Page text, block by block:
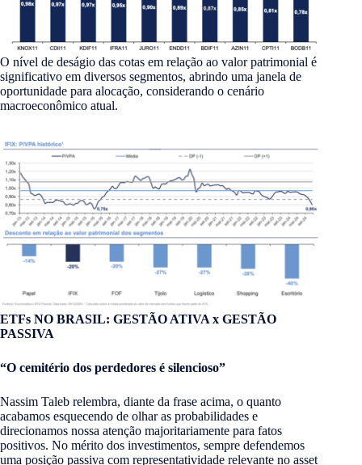
O nível de deságio das cotas em relação ao valor patrimonial é
significativo em diversos segmentos, abrindo uma janela de
oportunidade para alocação, considerando o cenário
macroeconômico atual.
ETFs NO BRASIL: GESTÃO ATIVA x GESTÃO
PASSIVA
“O cemitério dos perdedores é silencioso”
Nassim Taleb relembra, diante da frase acima, o quanto
acabamos esquecendo de olhar as probabilidades e
direcionamos nossa atenção majoritariamente para fatos
positivos. No mérito dos investimentos, sempre defendemos
uma posição passiva com representatividade relevante no asset